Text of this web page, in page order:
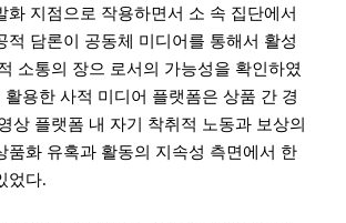
화 지점으로 작용하면서 소 속 집단에서
적 담론이 공동체 미디어를 통해서 활성
소통의 장으 로서의 가능성을 확인하였
활용한 사적 미디어 플랫폼은 상품 간 경
상 플랫폼 내 자기 착취적 노동과 보상의
품화 유혹과 활동의 지속성 측면에서 한
었다.